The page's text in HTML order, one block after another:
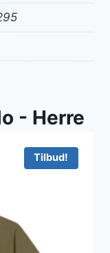
- Herre
Tilbud!